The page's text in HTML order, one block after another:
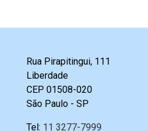
Rua Pirapitingui, 111
Liberdade
CEP 01508-020
São Paulo - SP
Tel: 11 3277-7999